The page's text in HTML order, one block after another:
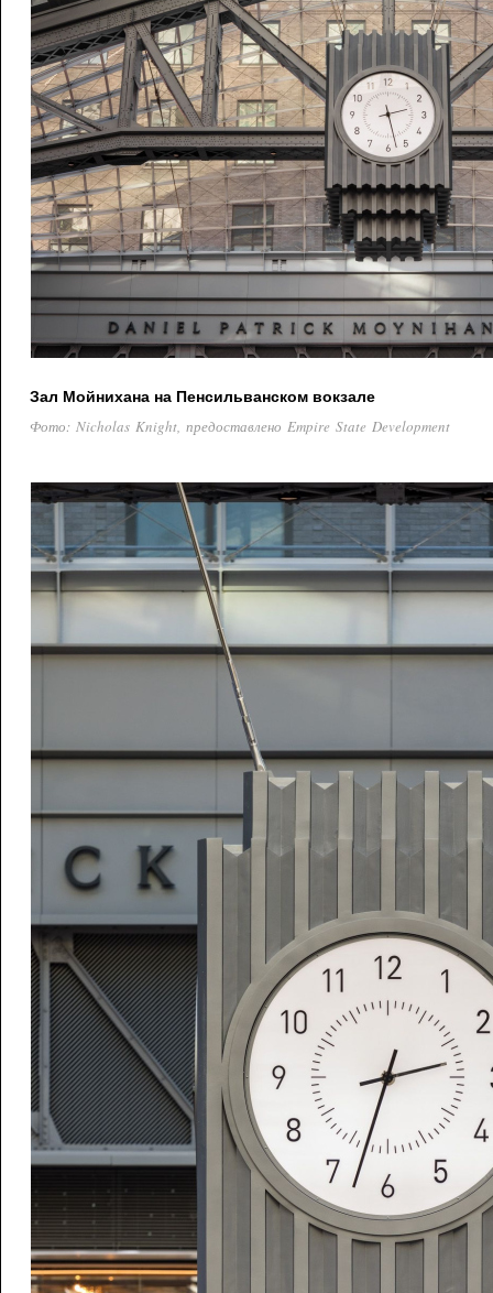
Зал Мойнихана на Пенсильванском вокзале
Фото: Nicholas Knight, предоставлено Empire State Development